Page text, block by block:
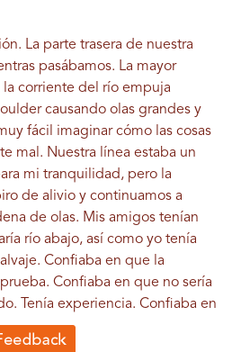
La parte trasera de nuestra
pasábamos. La mayor
corriente del río empuja
causando olas grandes y
fácil imaginar cómo las cosas
mal. Nuestra línea estaba un
mi tranquilidad, pero la
de alivio y continuamos a
de olas. Mis amigos tenían
río abajo, así como yo tenía
Confiaba en que la
Confiaba en que no sería
Tenía experiencia. Confiaba en